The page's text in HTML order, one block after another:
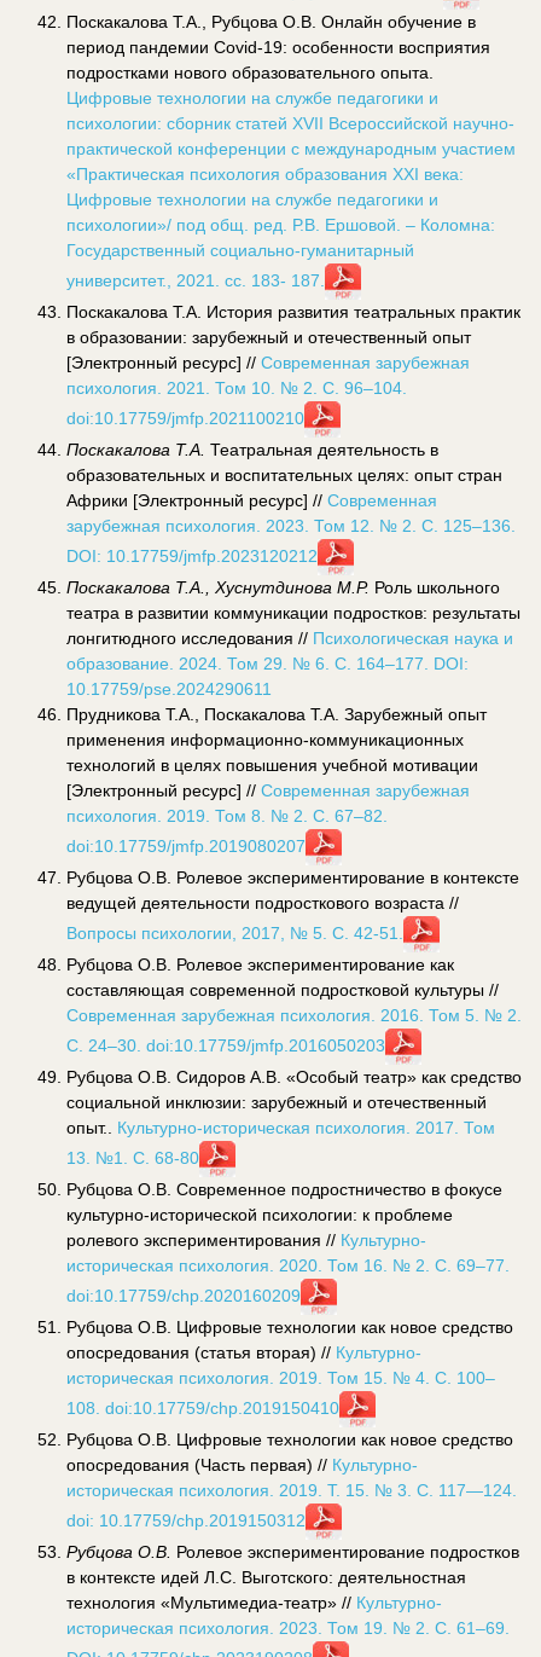
Поскакалова Т.А., Рубцова О.В. Онлайн обучение в
период пандемии Covid-19: особенности восприятия
подростками нового образовательного опыта.
Цифровые технологии на службе педагогики и
психологии: сборник статей XVII Всероссийской научно-
практической конференции с международным участием
«Практическая психология образования XXI века:
Цифровые технологии на службе педагогики и
психологии»/ под общ. ред. Р.В. Ершовой. – Коломна:
Государственный социально-гуманитарный
университет., 2021. сс. 183- 187.
Поскакалова Т.А. История развития театральных практик
в образовании: зарубежный и отечественный опыт
[Электронный ресурс] // Современная зарубежная
психология. 2021. Том 10. № 2. С. 96–104.
doi:10.17759/jmfp.2021100210
Поскакалова Т.А. Театральная деятельность в
образовательных и воспитательных целях: опыт стран
Африки [Электронный ресурс] // Современная
зарубежная психология. 2023. Том 12. № 2. С. 125–136.
DOI: 10.17759/jmfp.2023120212
Поскакалова Т.А., Хуснутдинова М.Р. Роль школьного
театра в развитии коммуникации подростков: результаты
лонгитюдного исследования // Психологическая наука и
образование. 2024. Том 29. № 6. С. 164–177. DOI:
10.17759/pse.2024290611
Прудникова Т.А., Поскакалова Т.А. Зарубежный опыт
применения информационно-коммуникационных
технологий в целях повышения учебной мотивации
[Электронный ресурс] // Современная зарубежная
психология. 2019. Том 8. № 2. С. 67–82.
doi:10.17759/jmfp.2019080207
Рубцова О.В. Ролевое экспериментирование в контексте
ведущей деятельности подросткового возраста //
Вопросы психологии, 2017, № 5. С. 42-51.
Рубцова О.В. Ролевое экспериментирование как
составляющая современной подростковой культуры //
Современная зарубежная психология. 2016. Том 5. № 2.
С. 24–30. doi:10.17759/jmfp.2016050203
Рубцова О.В. Сидоров А.В. «Особый театр» как средство
социальной инклюзии: зарубежный и отечественный
опыт..
Культурно-историческая психология. 2017. Том
13. №1. С. 68-80
Рубцова О.В. Современное подростничество в фокусе
культурно-исторической психологии: к проблеме
ролевого экспериментирования // Культурно-
историческая психология. 2020. Том 16. № 2. С. 69–77.
doi:10.17759/chp.2020160209
Рубцова О.В. Цифровые технологии как новое средство
опосредования (статья вторая) // Культурно-
историческая психология. 2019. Том 15. № 4. С. 100–
108. doi:10.17759/chp.2019150410
Рубцова О.В. Цифровые технологии как новое средство
опосредования (Часть первая) // Культурно-
историческая психология. 2019. Т. 15. № 3. С. 117—124.
doi: 10.17759/chp.2019150312
Рубцова О.В. Ролевое экспериментирование подростков
в контексте идей Л.С. Выготского: деятельностная
технология «Мультимедиа-театр» // Культурно-
историческая психология. 2023. Том 19. № 2. С. 61–69.